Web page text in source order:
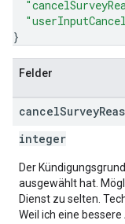
}
Felder
cancelSurvey
integer
Der
ausgewählt hat.
Dienst zu selten.
Weil ich eine